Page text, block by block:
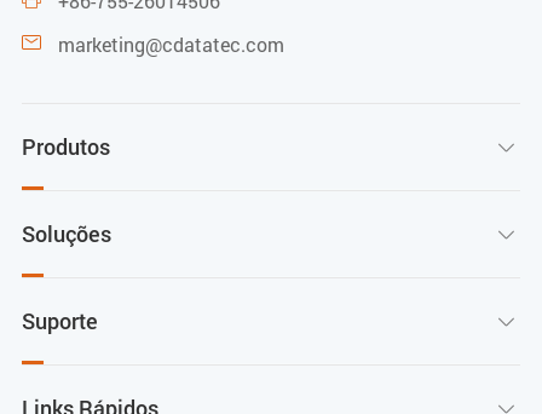
 marketing@cdatatec.com
Produtos 
Soluções 
Suporte 
Links Rápidos 